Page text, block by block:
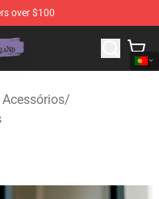
over $100
Twisted
/